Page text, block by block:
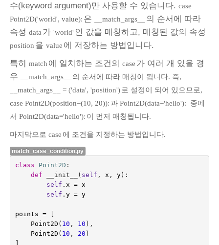
수(keyword argument)만 사용할 수 있습니다. case
Point2D('world', value): 은 __match_args__
의 순서에 따라
속성 data 가 'world' 인 값을 매칭하고, 매칭된 값의 속성
position 을 value 에 저장하는 방법입니다.
특히 match 에 일치하는 조건의 case 가 여러 개 있을 경
우
__match_args__
의 순서에 따라 매칭이 됩니다. 즉,
__match_args__ = ('data', 'position') 로 설정이 되어 있으므로,
case Point2D(position=(10, 20)): 과 Point2D(data='hello'): 중에
서 Point2D(data='hello'): 이 먼저 매칭됩니다.
마지막으로 case 에 조건을 지정하는 방법입니다.
match_case_condition.py
class Point2D :
def
__init__ ( self , x , y):
self . x = x
self . y = y
points =
Point2D ( 10 , 10 ),
Point2D ( 10 , 20 )